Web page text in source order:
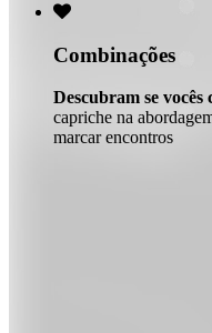

Combinações
Descubram se vocês
capriche na
marcar encontros